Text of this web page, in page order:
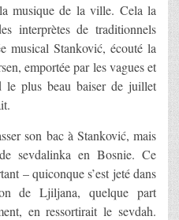
musique de la ville. Cela la
interprètes de traditionnels
musical Stanković, écouté la
emportée par les vagues et
plus beau baiser de juillet
son bac à Stanković, mais
sevdalinka en Bosnie. Ce
– quiconque s’est jeté dans
de Ljiljana, quelque part
en ressortirait le sevdah.